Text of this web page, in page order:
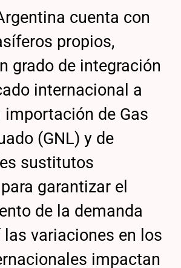
cuenta con
propios,
grado de integración
internacional a
importación de Gas
(GNL) y de
sustitutos
garantizar el
de la demanda
variaciones en los
impactan